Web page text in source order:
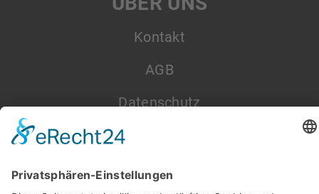
Kontakt
AGB
Datenschutz
Impressum